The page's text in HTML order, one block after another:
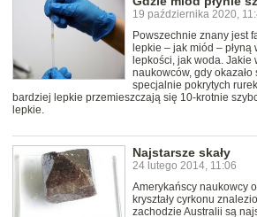
19 października 2020,
Powszechnie znany jest
lepkie – jak miód –
lepkości, jak woda. Jakie
naukowców, gdy
specjalnie pokrytych
bardziej lepkie przemieszczają się 10-krotnie
lepkie.
Najstarsze skały
24 lutego 2014, 11:06
Amerykańscy naukowcy
kryształy cyrkonu
zachodzie Australii są